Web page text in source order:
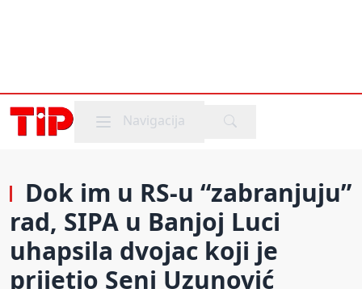
Mobile menu
Navigacija
Dok im u RS-u “zabranjuju”
rad, SIPA u Banjoj Luci
uhapsila dvojac koji je
prijetio Seni Uzunović